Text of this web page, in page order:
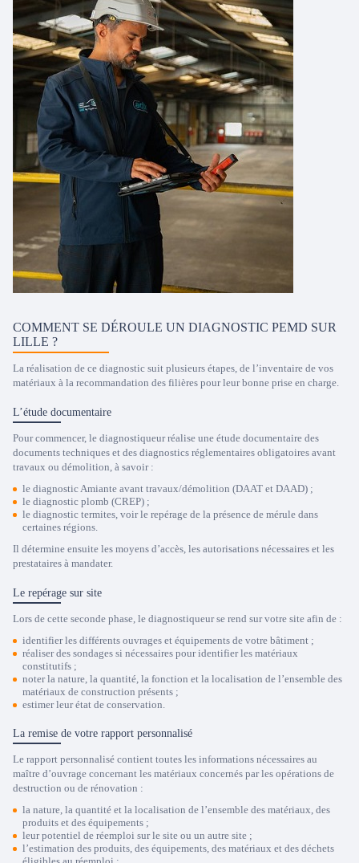
COMMENT SE DÉROULE UN DIAGNOSTIC PEMD SUR
LILLE ?
La réalisation de ce diagnostic suit plusieurs étapes, de l’inventaire de vos
matériaux à la recommandation des filières pour leur bonne prise en charge.
L’étude documentaire
Pour commencer, le diagnostiqueur réalise une étude documentaire des
documents techniques et des diagnostics réglementaires obligatoires avant
travaux ou démolition, à savoir :
le diagnostic Amiante avant travaux/démolition (DAAT et DAAD) ;
le diagnostic plomb (CREP) ;
le diagnostic termites, voir le repérage de la présence de mérule dans
certaines régions.
Il détermine ensuite les moyens d’accès, les autorisations nécessaires et les
prestataires à mandater.
Le repérage sur site
Lors de cette seconde phase, le diagnostiqueur se rend sur votre site afin de :
identifier les différents ouvrages et équipements de votre bâtiment ;
réaliser des sondages si nécessaires pour identifier les matériaux
constitutifs ;
noter la nature, la quantité, la fonction et la localisation de l’ensemble des
matériaux de construction présents ;
estimer leur état de conservation.
La remise de votre rapport personnalisé
Le rapport personnalisé contient toutes les informations nécessaires au
maître d’ouvrage concernant les matériaux concernés par les opérations de
destruction ou de rénovation :
la nature, la quantité et la localisation de l’ensemble des matériaux, des
produits et des équipements ;
leur potentiel de réemploi sur le site ou un autre site ;
l’estimation des produits, des équipements, des matériaux et des déchets